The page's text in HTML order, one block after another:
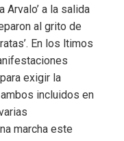
Arvalo’ a la salida
al grito de
En los ltimos
exigir la
incluidos en
marcha este